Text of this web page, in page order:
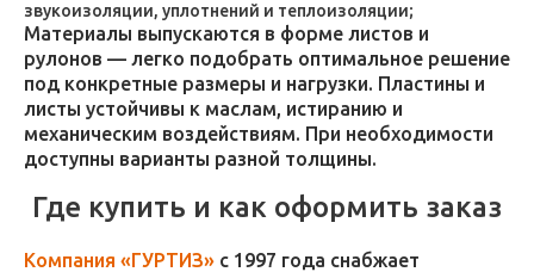
звукоизоляции, уплотнений и теплоизоляции;
Материалы выпускаются в форме листов и
рулонов — легко подобрать оптимальное решение
под конкретные размеры и нагрузки. Пластины и
листы устойчивы к маслам, истиранию и
механическим воздействиям. При необходимости
доступны варианты разной толщины.
Где купить и как оформить заказ
Компания «ГУРТИЗ» с 1997 года снабжает